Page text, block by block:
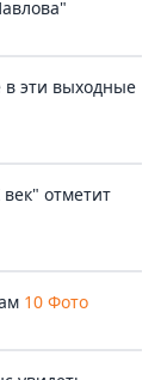
в эти выходные
отметит
10 Фото